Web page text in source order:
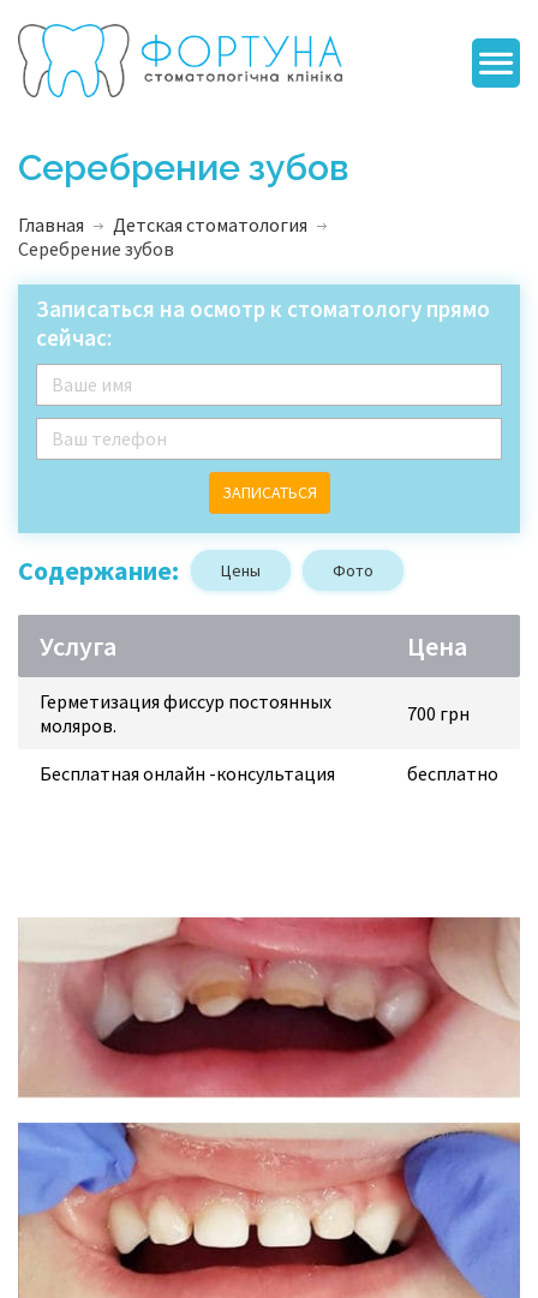
Серебрение зубов
Главная
Детская стоматология
Серебрение зубов
Записаться на осмотр к стоматологу прямо
сейчас:
ЗАПИСАТЬСЯ
Содержание: Цены Фото
Услуга Цена
Герметизация фиссур постоянных
моляров.
700 грн
Бесплатная онлайн -консультация бесплатно